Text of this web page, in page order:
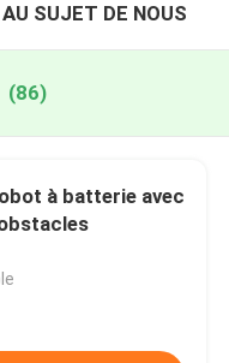
AU SUJET DE NOUS
(86)
à batterie avec